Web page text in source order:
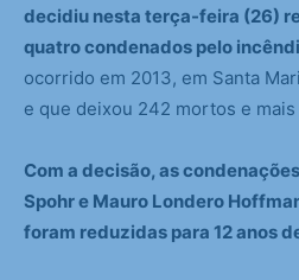
decidiu nesta terça-feira (26)
quatro condenados pelo
ocorrido em 2013, em Santa
e que deixou 242 mortos e
Com a decisão, as
Spohr e Mauro Londero
foram reduzidas para 12 anos